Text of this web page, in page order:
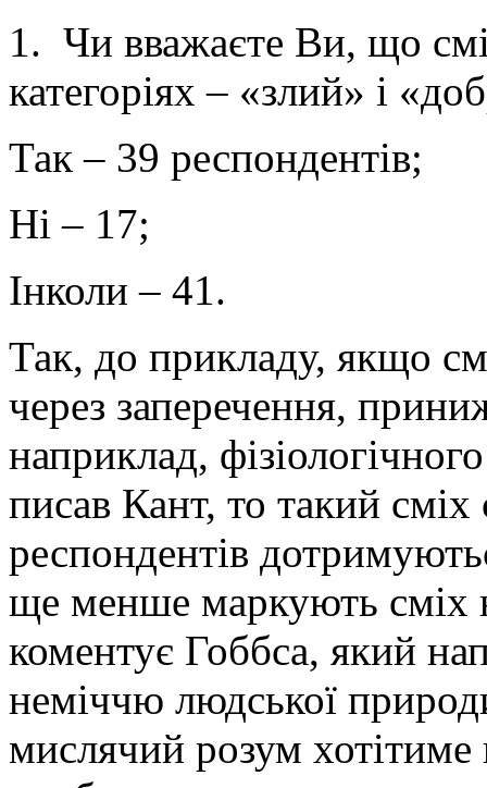
1. Чи вважаєте Ви, що
категоріях – «злий» і
Так – 39 респондентів;
Ні – 17;
Інколи – 41.
Так, до прикладу, якщо
через заперечення,
наприклад,
писав Кант, то такий
респондентів
ще менше маркують сміх
коментує Гоббса, який
неміччю людської
мислячий розум